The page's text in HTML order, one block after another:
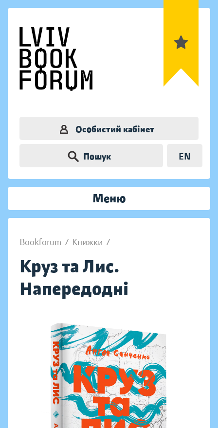
Особистий кабінет
Пошук EN
Меню
Bookforum / Книжки /
Круз та Лис.
Напередодні